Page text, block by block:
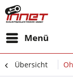
Menü
Übersicht